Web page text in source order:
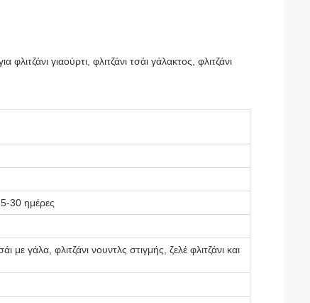
γιαούρτι, φλιτζάνι τσάι γάλακτος, φλιτζάνι
30 ημέρες
με γάλα, φλιτζάνι νουντλς στιγμής, ζελέ φλιτζάνι και